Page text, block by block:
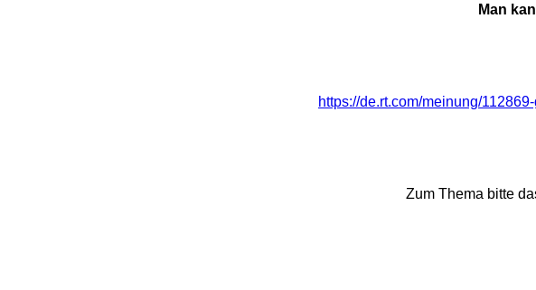
Man
https://de.rt.com/meinung/
Zum Thema bitte